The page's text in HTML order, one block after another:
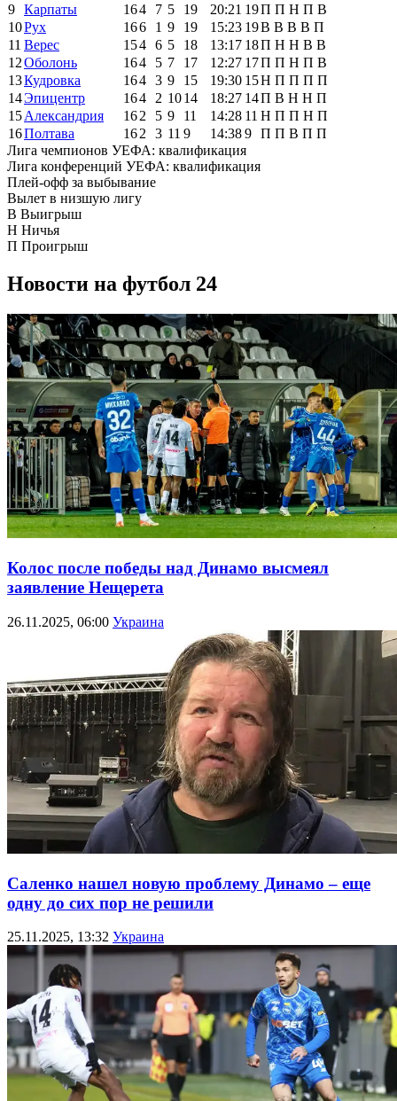
9 Карпаты 164 7 5 19 20:21 19П П Н П В
10Рух 166 1 9 19 15:23 19В В В В П
11 Верес 154 6 5 18 13:17 18П Н Н В В
12Оболонь 164 5 7 17 12:27 17П П Н П В
13Кудровка 164 3 9 15 19:30 15Н П П П П
14Эпицентр 164 2 1014 18:27 14П В Н Н П
15Александрия 162 5 9 11 14:28 11 Н П П Н П
16Полтава 162 3 11 9 14:389 П П В П П
Лига чемпионов УЕФА: квалификация
Лига конференций УЕФА: квалификация
Плей-офф за выбывание
Вылет в низшую лигу
В Выигрыш
Н Ничья
П Проигрыш
Новости на футбол 24
Колос после победы над Динамо высмеял
заявление Нещерета
26.11.2025, 06:00 Украина
Саленко нашел новую проблему Динамо – еще
одну до сих пор не решили
25.11.2025, 13:32 Украина